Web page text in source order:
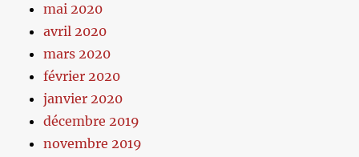
mai 2020
avril 2020
mars 2020
février 2020
janvier 2020
décembre 2019
novembre 2019